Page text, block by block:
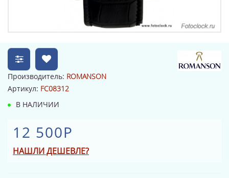
Производитель: ROMANSON
Артикул: FC08312
В НАЛИЧИИ
12 500Р
НАШЛИ ДЕШЕВЛЕ?